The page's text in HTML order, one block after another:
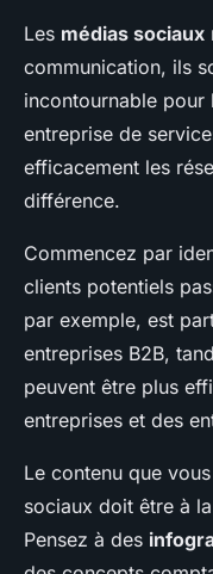
Les médias sociaux
communication, ils
incontournable pour
entreprise de
efficacement les
différence.
Commencez par
clients potentiels
par exemple, est
entreprises B2B,
peuvent être plus
entreprises et des
Le contenu que
sociaux doit être à
Pensez à des